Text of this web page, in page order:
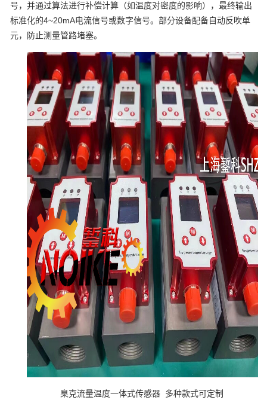
号，并通过算法进行补偿计算（如温度对密度的影响），最终输出
标准化的4~20mA电流信号或数字信号。部分设备配备自动反吹单
元，防止测量管路堵塞‌。
臬克流量温度一体式传感器 多种款式可定制